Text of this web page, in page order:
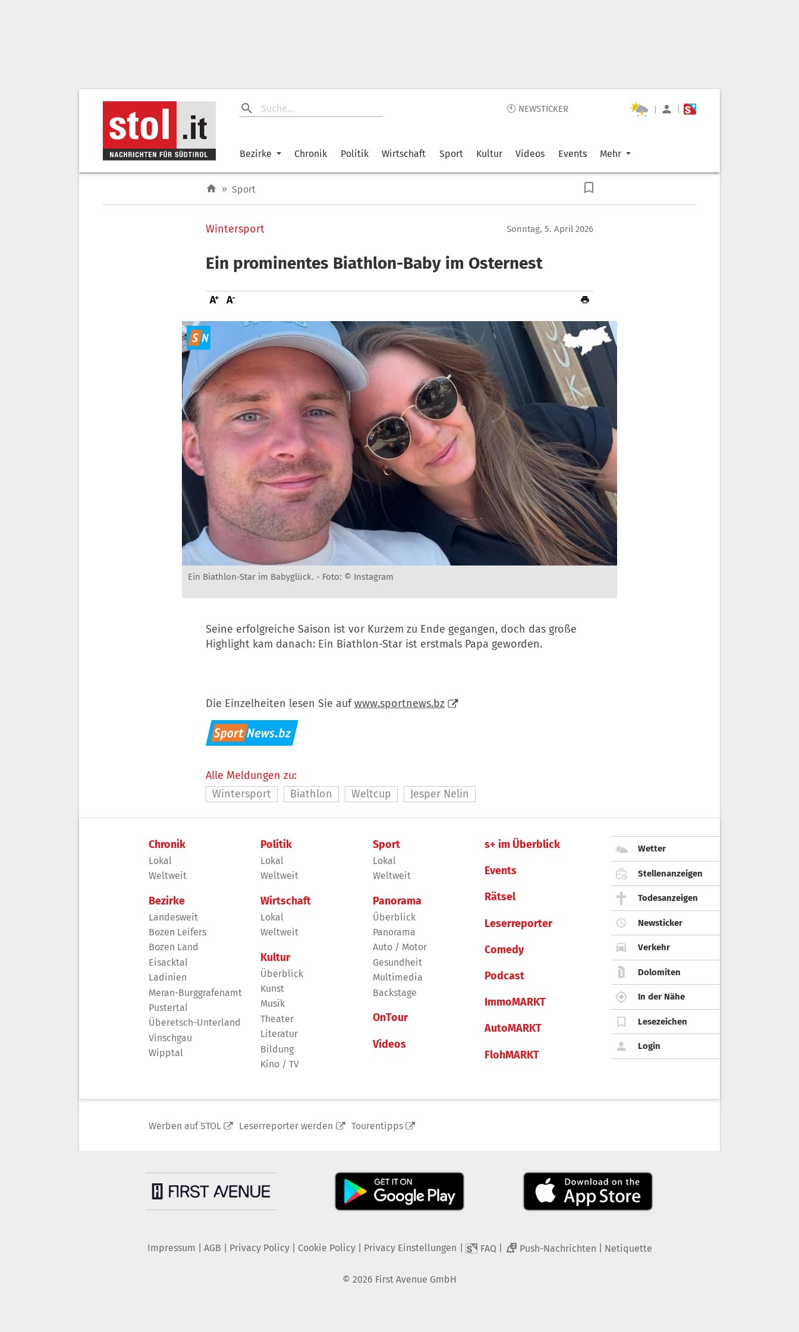
🕙 NEWSTICKER | |
Bezirke Chronik Politik Wirtschaft Sport Kultur Videos Events Mehr
» Sport
Wintersport Sonntag, 5. April 2026
Ein prominentes Biathlon-Baby im Osternest
Ein Biathlon-Star im Babyglück. - Foto: © Instagram
Seine erfolgreiche Saison ist vor Kurzem zu Ende gegangen, doch das große
Highlight kam danach: Ein Biathlon-Star ist erstmals Papa geworden.
Die Einzelheiten lesen Sie aufwww.sportnews.bz
Alle Meldungen zu:
Wintersport
Biathlon Weltcup Jesper Nelin
Chronik
Lokal
Weltweit
Bezirke
Landesweit
Bozen Leifers
Bozen Land
Eisacktal
Ladinien
Meran-Burggrafenamt
Pustertal
Überetsch-Unterland
Vinschgau
Wipptal
Politik
Lokal
Weltweit
Wirtschaft
Lokal
Weltweit
Kultur
Überblick
Kunst
Musik
Theater
Literatur
Bildung
Kino / TV
Sport
Lokal
Weltweit
Panorama
Überblick
Panorama
Auto / Motor
Gesundheit
Multimedia
Backstage
OnTour
Videos
s+ im Überblick
Events
Rätsel
Leserreporter
Comedy
Podcast
ImmoMARKT
AutoMARKT
FlohMARKT
Wetter
Stellenanzeigen
Todesanzeigen
Newsticker
Verkehr
Dolomiten
In der Nähe
Lesezeichen
Login
Werben auf STOL Leserreporter werden Tourentipps
Impressum AGB Privacy Policy| Cookie Policy| Privacy Einstellungen FAQ 2 Push-Nachrichten Netiquette
© 2026 First Avenue GmbH